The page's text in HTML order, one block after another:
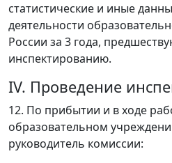
статистические и иные
деятельности
России за 3 года,
инспектированию.
IV. Проведение
12. По прибытии и в ходе
образовательном
руководитель комиссии: